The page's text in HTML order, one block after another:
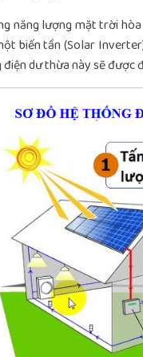
năng lượng mặt trời
biến tần (Solar
điện dư thừa này sẽ